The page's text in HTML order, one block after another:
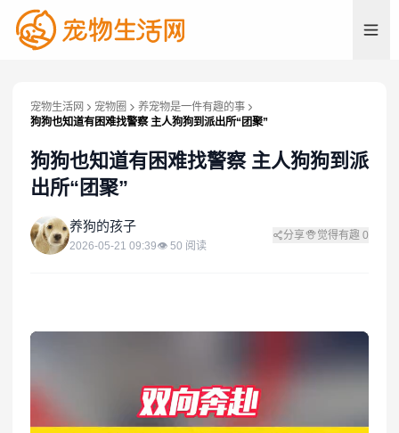
宠物生活网 宠物圈
养宠物是一件有趣的事
狗狗也知道有困难找警察 主人狗狗到派出所“团聚”
狗狗也知道有困难找警察 主人狗狗到派
出所“团聚”
养 养狗的孩子
2026-05-21 09:39👁 50 阅读
分享 觉得有趣 0